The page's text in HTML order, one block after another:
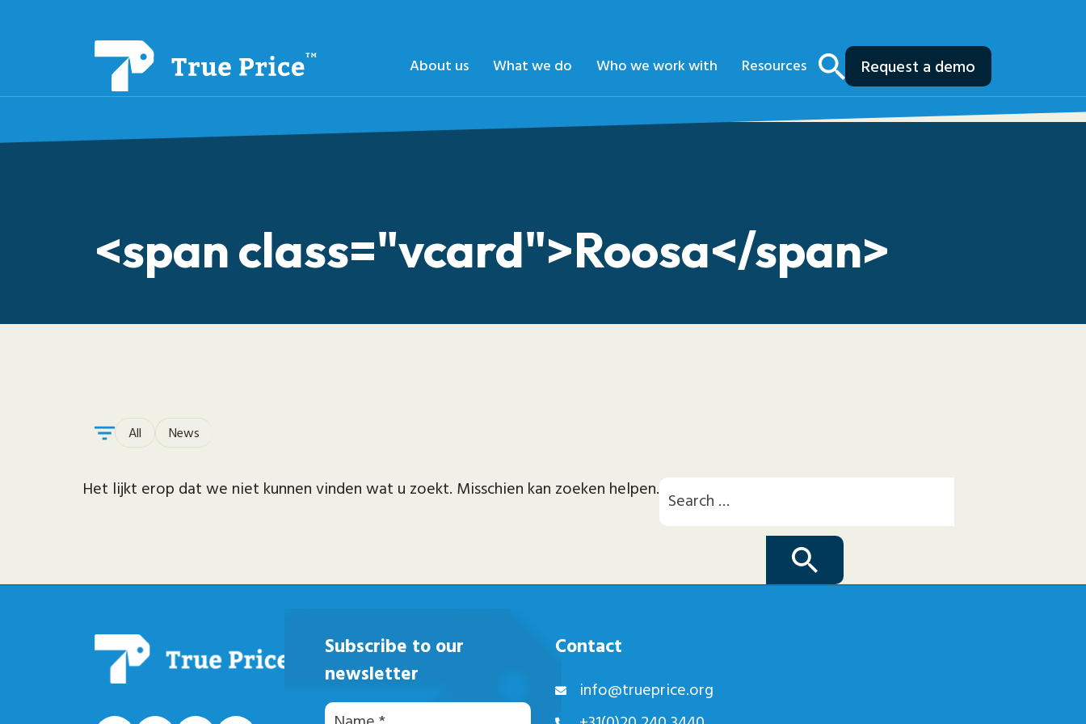
About us What we do Who we work with Resources Request a demo
<span class="vcard">Roosa</span>
All News
Het lijkt erop dat we niet kunnen vinden wat u zoekt. Misschien kan zoeken helpen.
Subscribe to our
newsletter
Naam
Contact
info@trueprice.org